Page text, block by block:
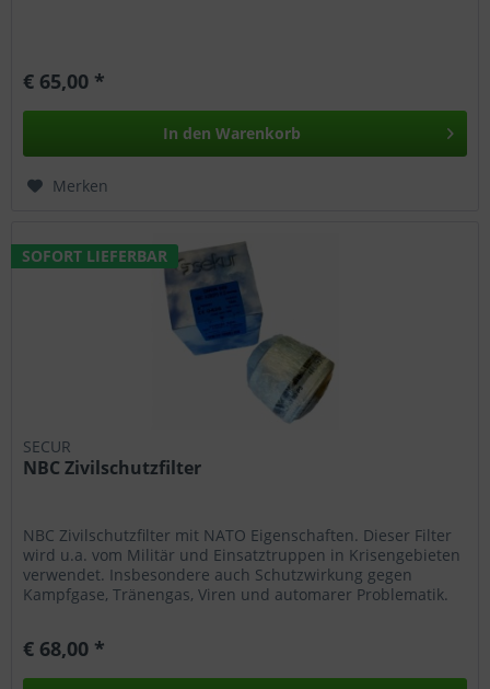
€ 65,00 *
In den Warenkorb
Merken
SOFORT LIEFERBAR
SECUR
NBC Zivilschutzfilter
NBC Zivilschutzfilter mit NATO Eigenschaften. Dieser Filter
wird u.a. vom Militär und Einsatztruppen in Krisengebieten
verwendet. Insbesondere auch Schutzwirkung gegen
Kampfgase, Tränengas, Viren und automarer Problematik.
€ 68,00 *